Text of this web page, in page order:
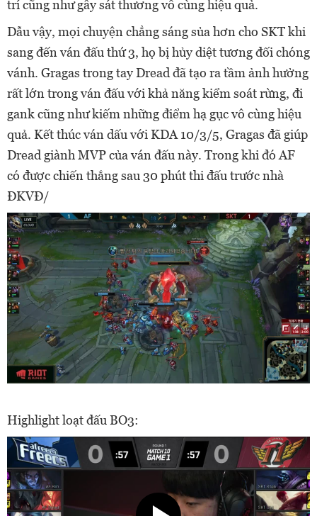
trí cũng như gây sát thương vô cùng hiệu quả.
Dẫu vậy, mọi chuyện chẳng sáng sủa hơn cho SKT khi
sang đến ván đấu thứ 3, họ bị hủy diệt tương đối chóng
vánh. Gragas trong tay Dread đã tạo ra tầm ảnh hưởng
rất lớn trong ván đấu với khả năng kiểm soát rừng, đi
gank cũng như kiếm những điểm hạ gục vô cùng hiệu
quả. Kết thúc ván dấu với KDA 10/3/5, Gragas đã giúp
Dread giành MVP của ván đấu này. Trong khi đó AF
có được chiến thắng sau 30 phút thi đấu trước nhà
ĐKVĐ/
Highlight loạt đấu BO3: